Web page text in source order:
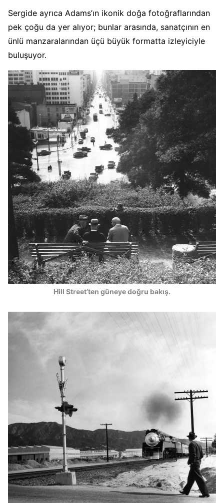
Sergide ayrıca Adams’ın ikonik doğa fotoğraflarından
pek çoğu da yer alıyor; bunlar arasında, sanatçının en
ünlü manzaralarından üçü büyük formatta izleyiciyle
buluşuyor.
Hill Street’ten güneye doğru bakış.